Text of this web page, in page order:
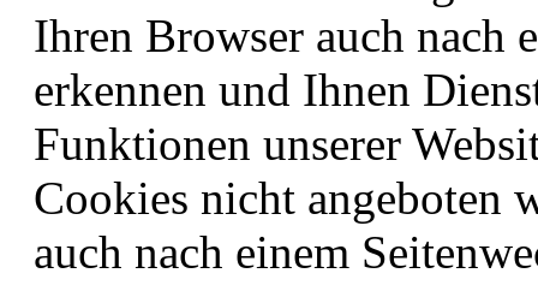
Ihren Browser auch nach
erkennen und Ihnen
Funktionen unserer
Cookies nicht angeboten
auch nach einem